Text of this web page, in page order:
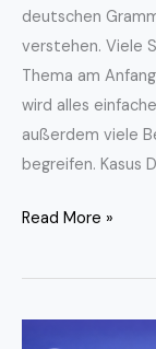
deutschen
verstehen. Viele
Thema am
wird alles
außerdem viele
begreifen. Kasus
Read More »